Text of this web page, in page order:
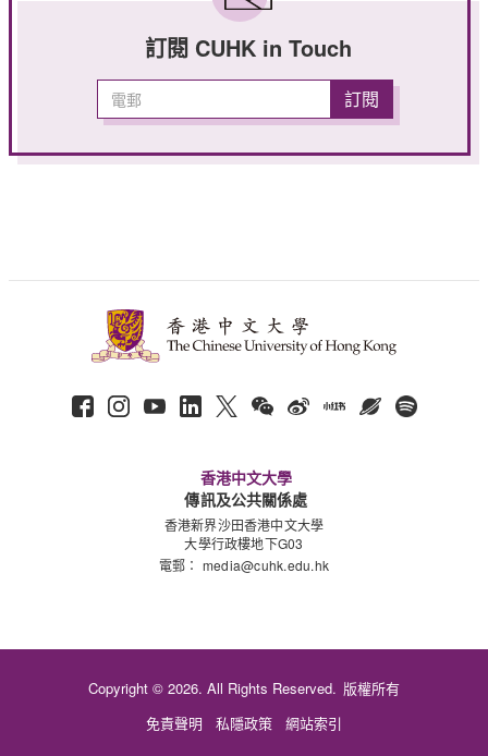
訂閱 CUHK in Touch
香港中文大學
傳訊及公共關係處
香港新界沙田香港中文大學
大學行政樓地下G03
電郵： media@cuhk.edu.hk
Copyright © 2026. All Rights Reserved. 版權所有
免責聲明
私隱政策 網站索引